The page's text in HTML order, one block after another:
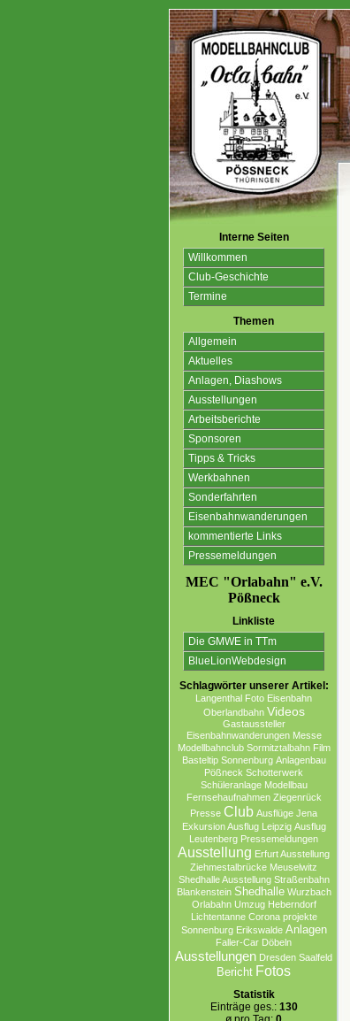
Interne Seiten
Willkommen
Club-Geschichte
Termine
Themen
Allgemein
Aktuelles
Anlagen, Diashows
Ausstellungen
Arbeitsberichte
Sponsoren
Tipps & Tricks
Werkbahnen
Sonderfahrten
Eisenbahnwanderungen
kommentierte Links
Pressemeldungen
MEC "Orlabahn" e.V.
Pößneck
Linkliste
Die GMWE in TTm
BlueLionWebdesign
Schlagwörter unserer Artikel:
Langenthal Foto Eisenbahn
Oberlandbahn Videos
Gastaussteller
Eisenbahnwanderungen Messe
Modellbahnclub Sormitztalbahn Film
Basteltip Sonnenburg Anlagenbau
Pößneck Schotterwerk
Schüleranlage Modellbau
Fernsehaufnahmen Ziegenrück
Presse Club Ausflüge Jena
Exkursion Ausflug Leipzig Ausflug
Leutenberg Pressemeldungen
Ausstellung Erfurt Ausstellung
Ziehmestalbrücke Meuselwitz
Shedhalle Ausstellung Straßenbahn
Blankenstein Shedhalle Wurzbach
Orlabahn Umzug Heberndorf
Lichtentanne Corona projekte
Sonnenburg Erikswalde Anlagen
Faller-Car Döbeln
Ausstellungen Dresden Saalfeld
Bericht Fotos
Statistik
Einträge ges.: 130